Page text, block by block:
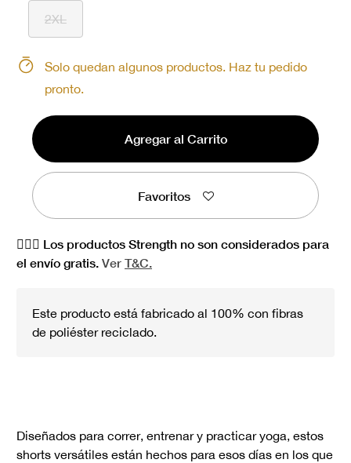
2XL
Solo quedan algunos productos. Haz tu pedido
pronto.
Agregar al Carrito
Favoritos
🏋🏻‍♀️ Los productos Strength no son considerados para
el envío gratis. Ver T&C.
Este producto está fabricado al 100% con fibras
de poliéster reciclado.
Diseñados para correr, entrenar y practicar yoga, estos
shorts versátiles están hechos para esos días en los que